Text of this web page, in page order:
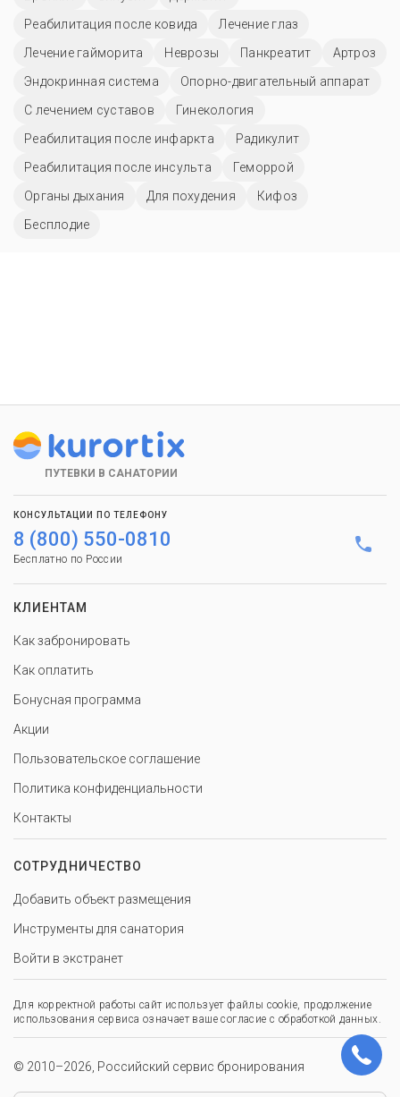
Реабилитация после ковида
Лечение глаз
Лечение гайморита
Неврозы Панкреатит
Артроз
Эндокринная система
Опорно-двигательный аппарат
С лечением суставов
Гинекология
Реабилитация после инфаркта
Радикулит
Реабилитация после инсульта
Геморрой
Органы дыхания
Для похудения
Кифоз
Бесплодие
ПУТЕВКИ В САНАТОРИИ
КОНСУЛЬТАЦИИ ПО ТЕЛЕФОНУ
8 (800) 550-0810
Бесплатно по России
КЛИЕНТАМ
Как забронировать
Как оплатить
Бонусная программа
Акции
Пользовательское соглашение
Политика конфиденциальности
Контакты
СОТРУДНИЧЕСТВО
Добавить объект размещения
Инструменты для санатория
Войти в экстранет
Для корректной работы сайт использует файлы cookie, продолжение
использования сервиса означает ваше согласие с обработкой данных.
© 2010–2026, Российский сервис бронирования